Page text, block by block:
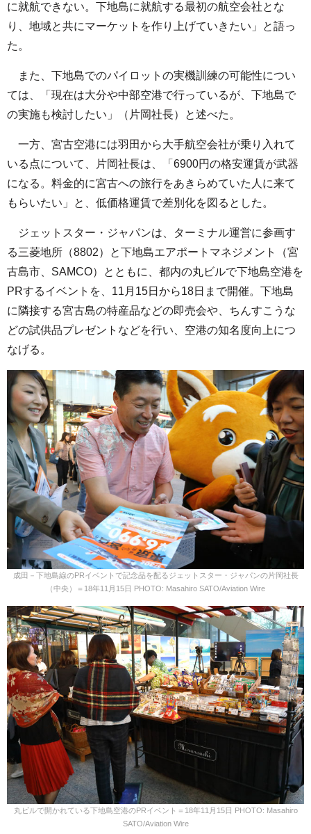
に就航できない。下地島に就航する最初の航空会社とな
り、地域と共にマーケットを作り上げていきたい」と語っ
た。
また、下地島でのパイロットの実機訓練の可能性につい
ては、「現在は大分や中部空港で行っているが、下地島で
の実施も検討したい」（片岡社長）と述べた。
一方、宮古空港には羽田から大手航空会社が乗り入れて
いる点について、片岡社長は、「6900円の格安運賃が武器
になる。料金的に宮古への旅行をあきらめていた人に来て
もらいたい」と、低価格運賃で差別化を図るとした。
ジェットスター・ジャパンは、ターミナル運営に参画す
る三菱地所（8802）と下地島エアポートマネジメント（宮
古島市、SAMCO）とともに、都内の丸ビルで下地島空港を
PRするイベントを、11月15日から18日まで開催。下地島
に隣接する宮古島の特産品などの即売会や、ちんすこうな
どの試供品プレゼントなどを行い、空港の知名度向上につ
なげる。
成田－下地島線のPRイベントで記念品を配るジェットスター・ジャパンの片岡社長
（中央）＝18年11月15日 PHOTO: Masahiro SATO/Aviation Wire
丸ビルで開かれている下地島空港のPRイベント＝18年11月15日 PHOTO: Masahiro
SATO/Aviation Wire